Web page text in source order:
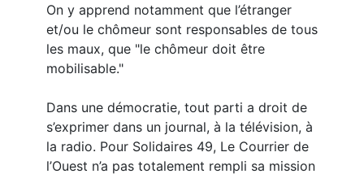
On y apprend notamment que l’étranger
et/ou le chômeur sont responsables de tous
les maux, que "le chômeur doit être
mobilisable."
Dans une démocratie, tout parti a droit de
s’exprimer dans un journal, à la télévision, à
la radio. Pour Solidaires 49, Le Courrier de
l’Ouest n’a pas totalement rempli sa mission